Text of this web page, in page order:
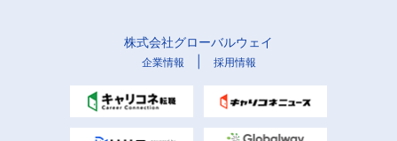
株式会社グローバルウェイ
企業情報 採用情報